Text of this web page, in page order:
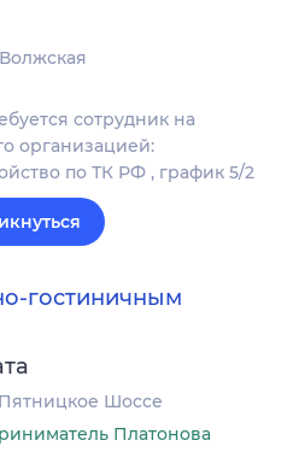
Волжская
сотрудник на
организацией:
по ТК РФ , график 5/2
гостиничным
Пятницкое Шоссе
Платонова